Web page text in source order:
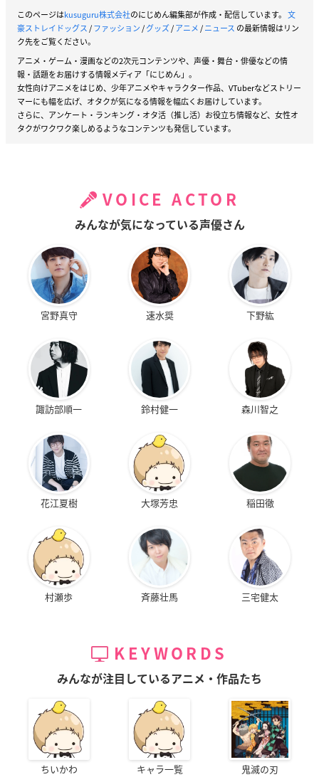
このページはkusuguru株式会社のにじめん編集部が作成・配信しています。 文
豪ストレイドッグス/ファッション/グッズ/アニメ/ニュース の最新情報はリン
ク先をご覧ください。
アニメ・ゲーム・漫画などの2次元コンテンツや、声優・舞台・俳優などの情
報・話題をお届けする情報メディア「にじめん」。
女性向けアニメをはじめ、少年アニメやキャラクター作品、VTuberなどストリー
マーにも幅を広げ、オタクが気になる情報を幅広くお届けしています。
さらに、アンケート・ランキング・オタ活（推し活）お役立ち情報など、女性オ
タクがワクワク楽しめるようなコンテンツも発信しています。
VOICE ACTOR
みんなが気になっている声優さん
宮野真守 速水奨 下野紘
諏訪部順一 鈴村健一 森川智之
花江夏樹 大塚芳忠 稲田徹
村瀬歩 斉藤壮馬 三宅健太
KEYWORDS
みんなが注目しているアニメ・作品たち
ちいかわ キャラ一覧 鬼滅の刃